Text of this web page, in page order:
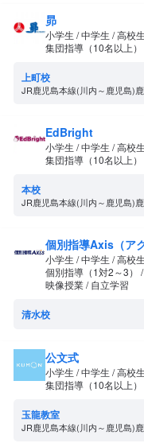
昴
小学生 / 中学生 / 高校生
集団指導（10名以上）
上町校
JR鹿児島本線(川内～鹿児島)
EdBright
小学生 / 中学生 / 高校
集団指導（10名以上）
本校
JR鹿児島本線(川内～鹿児島)
個別指導Axis（ア
小学生 / 中学生 / 高校
個別指導（1対2～3）
映像授業 / 自立学習
清水校
公文式
小学生 / 中学生 / 高校
集団指導（10名以上）
玉龍教室
JR鹿児島本線(川内～鹿児島)